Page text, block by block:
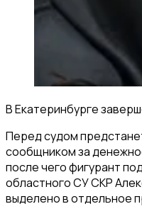
В Екатеринбурге
Перед судом
сообщником за
после чего фигурант
областного СУ СКР
выделено в отдельное